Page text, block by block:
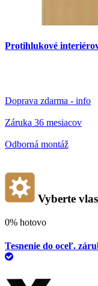
Protihlukové
Doprava zdarma - info
Záruka 36 mesiacov
Odborná montáž
Vyberte
0% hotovo
Tesnenie do oceľ.